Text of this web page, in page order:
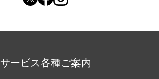
サービス各種ご案内